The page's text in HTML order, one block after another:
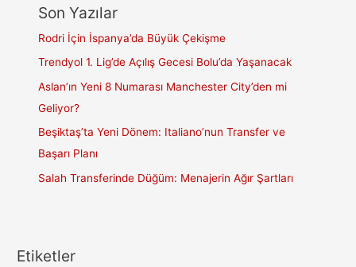
Son Yazılar
Rodri İçin İspanya’da Büyük Çekişme
Trendyol 1. Lig’de Açılış Gecesi Bolu’da Yaşanacak
Aslan’ın Yeni 8 Numarası Manchester City’den mi
Geliyor?
Beşiktaş’ta Yeni Dönem: Italiano’nun Transfer ve
Başarı Planı
Salah Transferinde Düğüm: Menajerin Ağır Şartları
Etiketler